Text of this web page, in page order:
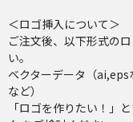
＜ロゴ挿入について＞
ご注文後、以下形式の
い。
ベクターデータ（
など）
「ロゴを作りたい！」